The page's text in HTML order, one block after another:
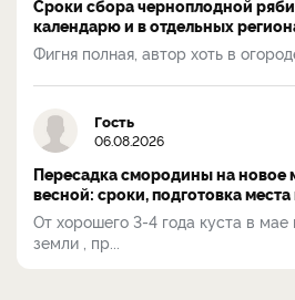
Сроки сбора черноплодной
календарю и в отдельных
Фигня полная, автор хоть в
Гость
06.08.2026
Пересадка смородины на новое
весной: сроки, подготовка
От хорошего 3-4 года куста в мае
земли , пр...